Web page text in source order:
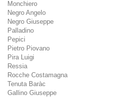
Monchiero
Negro Angelo
Negro Giuseppe
Palladino
Pepici
Pietro Piovano
Pira Luigi
Ressia
Rocche Costamagna
Tenuta Baràc
Gallino Giuseppe